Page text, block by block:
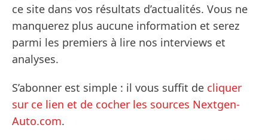
ce site dans vos résultats d’actualités. Vous ne
manquerez plus aucune information et serez
parmi les premiers à lire nos interviews et
analyses.
S’abonner est simple : il vous suffit de cliquer
sur ce lien et de cocher les sources Nextgen-
Auto.com.